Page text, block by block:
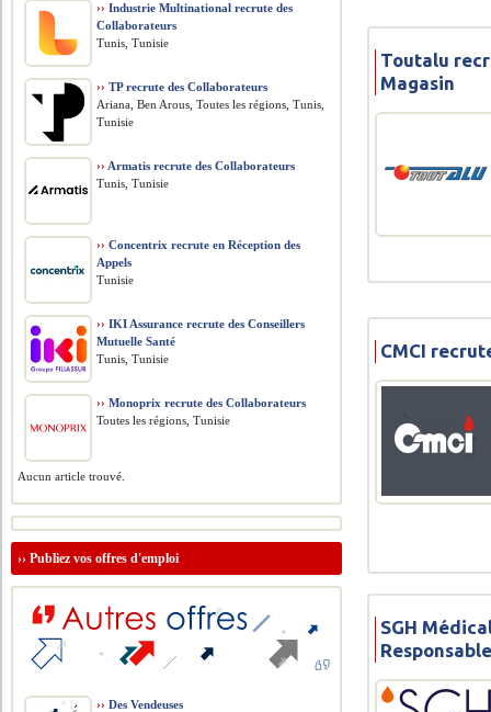
Toutalu
Magasin
CMCI
SGH
›› Industrie Multinational recrute des
Collaborateurs
Tunis, Tunisie
›› TP recrute des Collaborateurs
Ariana, Ben Arous, Toutes les régions, Tunis,
Tunisie
›› Armatis recrute des Collaborateurs
Tunis, Tunisie
›› Concentrix recrute en Réception des
Appels
Tunisie
›› IKI Assurance recrute des Conseillers
Mutuelle Santé
Tunis, Tunisie
›› Monoprix recrute des Collaborateurs
Toutes les régions, Tunisie
Aucun article trouvé.
››Publiez vos offres d'emploi
›› Des Vendeuses